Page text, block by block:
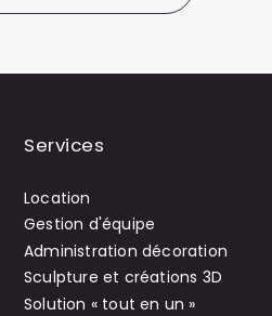
Services
Location
Gestion d'équipe
Administration décoration
Sculpture et créations 3D
Solution « tout en un »